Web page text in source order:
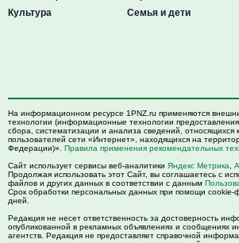
Культура
Семья и дети
На информационном ресурсе 1PNZ.ru применяются
технологии (информационные технологии
сбора, систематизации и анализа сведений, относящихся
пользователей сети «Интернет», находящихся на
Федерации)». Правила применения рекомендательных
Сайт использует сервисы веб-аналитики Яндекс Метрика
Продолжая использовать этот Сайт, вы соглашаетесь с
файлов и других данных в соответствии с данным
Срок обработки персональных данных при помощи cookie-
дней.
Редакция не несет ответственность за достоверность
опубликованной в рекламных объявлениях и сообщениях
агентств. Редакция не предоставляет справочной